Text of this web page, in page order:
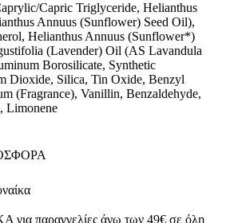
Capric Triglyceride, Helianthus
Annuus (Sunflower) Seed Oil),
Helianthus Annuus (Sunflower*)
(Lavender) Oil (AS Lavandula
Borosilicate, Synthetic
Dioxide, Silica, Tin Oxide, Benzyl
(Fragrance), Vanillin, Benzaldehyde,
Limonene
παραγγελίες άνω των 49€ σε όλη